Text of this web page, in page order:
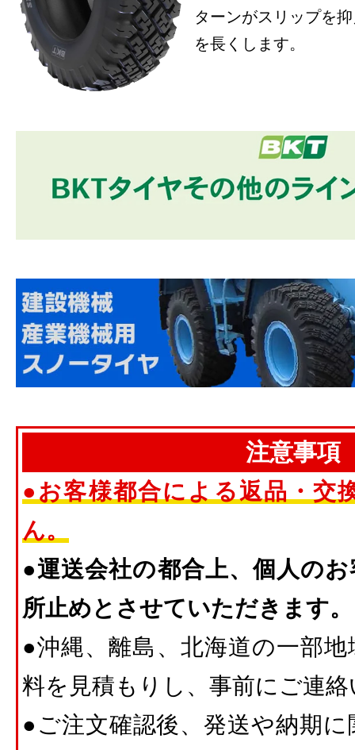
ターンがスリップを
を長くします。
注意事項
●お客様都合による返品・交
ん。
●運送会社の都合上、個人の
所止めとさせていただきます。
●沖縄、離島、北海道の一部
料を見積もりし、事前にご連
●ご注文確認後、発送や納期